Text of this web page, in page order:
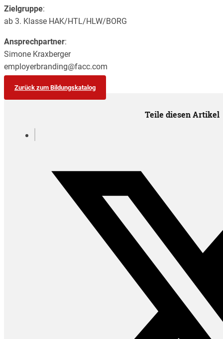
Zielgruppe:
ab 3. Klasse HAK/HTL/HLW/BORG
Ansprechpartner:
Simone Kraxberger
employerbranding@facc.com
Zurück zum Bildungskatalog
Teile diesen Artikel